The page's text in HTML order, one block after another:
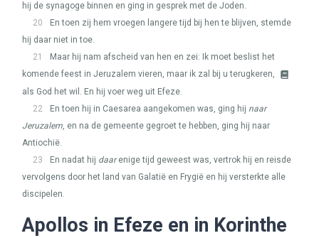
hij de synagoge binnen en ging in gesprek met de Joden.
20
En toen zij hem vroegen langere tijd bij hen te blijven, stemde
hij daar niet in toe.
21
Maar hij nam afscheid van hen en zei: Ik moet beslist het
komende feest in Jeruzalem vieren, maar ik zal bij u terugkeren,
als God het wil. En hij voer weg uit Efeze.
22
En toen hij in Caesarea aangekomen was, ging hij naar
Jeruzalem, en na de gemeente gegroet te hebben, ging hij naar
Antiochië.
23
En nadat hij daarenige tijd geweest was, vertrok hij en reisde
vervolgens door het land van Galatië en Frygië en hij versterkte alle
discipelen.
Apollos in Efeze en in Korinthe